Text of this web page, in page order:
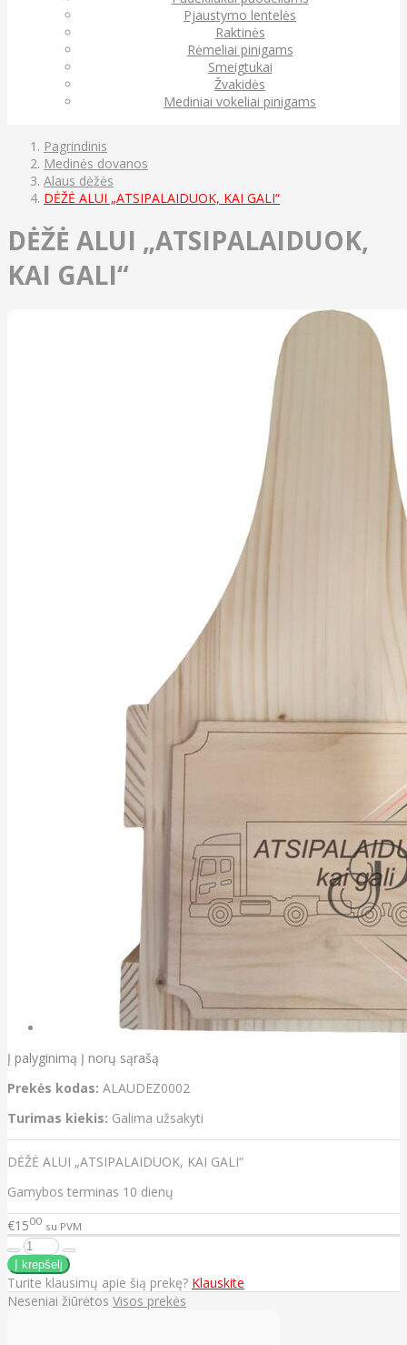
Pjaustymo lentelės
Raktinės
Rėmeliai pinigams
Smeigtukai
Žvakidės
Mediniai vokeliai pinigams
Pagrindinis
Medinės dovanos
Alaus dėžės
DĖŽĖ ALUI „ATSIPALAIDUOK, KAI GALI“
DĖŽĖ ALUI „ATSIPALAIDUOK,
KAI GALI“
Į palyginimą Į norų sąrašą
Prekės kodas: ALAUDEZ0002
Turimas kiekis: Galima užsakyti
DĖŽĖ ALUI „ATSIPALAIDUOK, KAI GALI“
Gamybos terminas 10 dienų
€1500 su PVM
Turite klausimų apie šią prekę? Klauskite
Neseniai žiūrėtos Visos prekės